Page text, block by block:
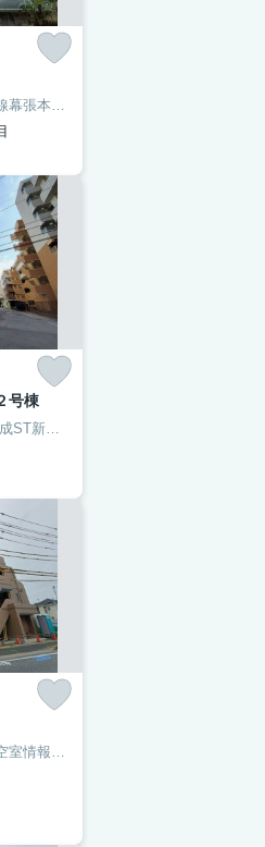
メゾン・デ・ボナール：総武線幕張本郷駅にも近くて便利。千葉幕張西郵便局まで303mです。室内設備はネット使用料不要・エアコンなどが揃っており、とても充実しています。クローゼット付きの物件です。千葉市花見川区で暮らすなら総武線幕張本郷近くはいかかがでしょうか。ＦＴーハウスまでご連絡ください。
号棟
近くにはセブンイレブン 新京成ST新津田沼店(徒歩7分)がありちょっとした買い物に便利です。収納はシューズボックス・全居室収納などが備え付けられているので、衣類や日用品の収納に重宝します。ＦＴーハウスでなら、お客様のこだわりに合わせた住まい探しが可能です。習志野市でお部屋をお求めなら、当社にお任せください。
新着情報：サンライズ幕張の空室情報ならコチラ。さざれ幼稚園が徒歩3分の場所にあります。オートロックと玄関の鍵で二重にロックできるのでより安全に暮らせます。ＦＴーハウスが条件に合わせて千葉市花見川区周辺のお住まい探しをお手伝いします。地元の不動産屋さんだからどんな要望もお任せ下さい。